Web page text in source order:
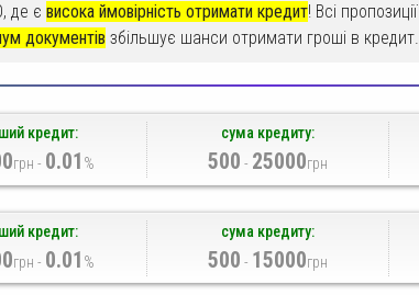
де є висока ймовірність отримати кредит! Всі пропозиції
документів збільшує шанси отримати гроші в кредит.
кредит:
грн - 0.01 %
сума кредиту:
500 - 25000грн
кредит:
грн - 0.01 %
сума кредиту:
500 - 15000грн